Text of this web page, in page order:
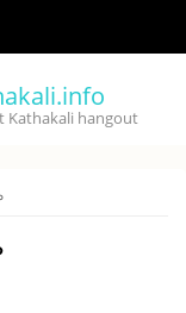
hangout